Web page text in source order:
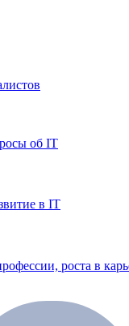
об IT
в IT
роста в